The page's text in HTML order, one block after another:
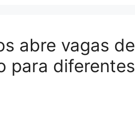
abre vagas de
para diferentes